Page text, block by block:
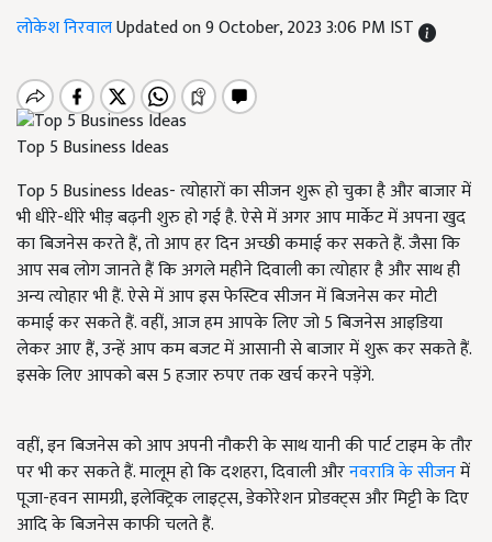
लोकेश निरवालUpdated on 9 October, 2023 3:06 PM IST
Top 5 Business Ideas
Top 5 Business Ideas- त्योहारों का सीजन शुरू हो चुका है और बाजार में
भी धीरे-धीरे भीड़ बढ़नी शुरु हो गई है. ऐसे में अगर आप मार्केट में अपना खुद
का बिजनेस करते हैं, तो आप हर दिन अच्छी कमाई कर सकते हैं. जैसा कि
आप सब लोग जानते हैं कि अगले महीने दिवाली का त्योहार है और साथ ही
अन्य त्योहार भी हैं. ऐसे में आप इस फेस्टिव सीजन में बिजनेस कर मोटी
कमाई कर सकते हैं. वहीं, आज हम आपके लिए जो 5 बिजनेस आइडिया
लेकर आए हैं, उन्हें आप कम बजट में आसानी से बाजार में शुरू कर सकते हैं.
इसके लिए आपको बस 5 हजार रुपए तक खर्च करने पड़ेंगे.
वहीं,इन बिजनेस को आप अपनी नौकरी के साथ यानी की पार्ट टाइम के तौर
पर भी कर सकते हैं. मालूम हो कि दशहरा, दिवाली औरनवरात्रि के सीजनमें
पूजा-हवन सामग्री, इलेक्ट्रिक लाइट्स, डेकोरेशन प्रोडक्ट्स और मिट्टी के दिए
आदि के बिजनेस काफी चलते हैं.